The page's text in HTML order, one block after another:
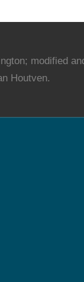
modified
Houtven.